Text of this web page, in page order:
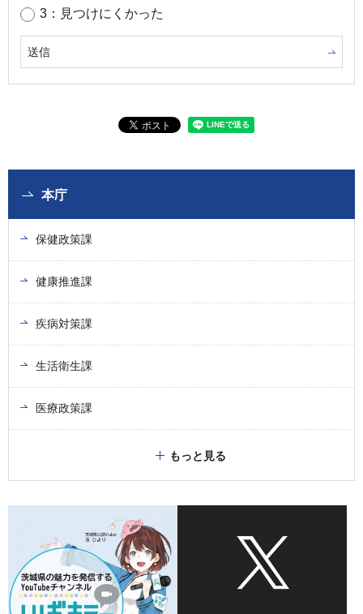
3：見つけにくかった
本庁
保健政策課
健康推進課
疾病対策課
生活衛生課
医療政策課
もっと見る